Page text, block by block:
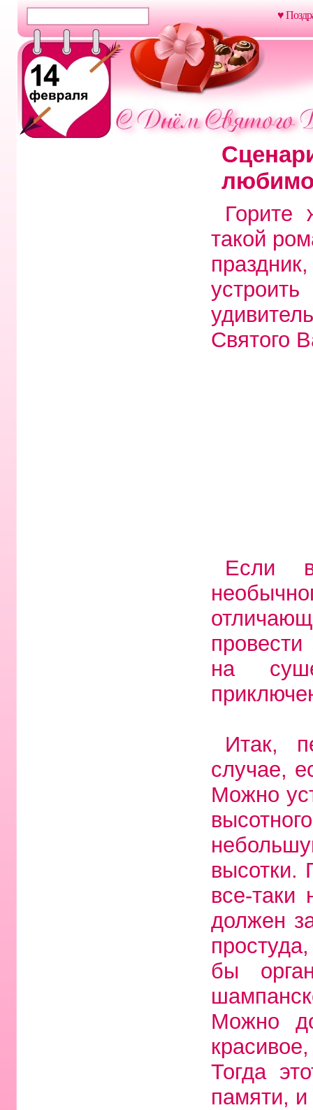
♥
Горите
такой
Святого
Если
на
Итак,
случае,
Можно
высотки.
все-
должен
бы
Можно
Тогда
памяти,